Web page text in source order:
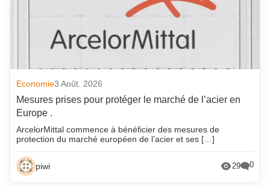
Economie3 Août. 2026
Mesures prises pour protéger le marché de l’acier en
Europe .
ArcelorMittal commence à bénéficier des mesures de
protection du marché européen de l’acier et ses […]
piwi 29 0